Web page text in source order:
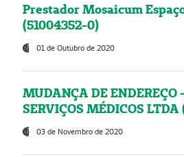
Prestador Mosaicum
(51004352-0)
01 de Outubro de 2020
MUDANÇA DE ENDEREÇO
SERVIÇOS MÉDICOS
03 de Novembro de 2020